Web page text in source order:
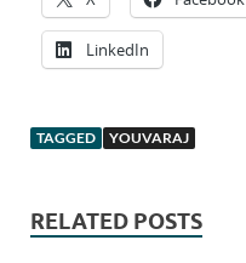
LinkedIn
TAGGED YOUVARAJ
RELATED POSTS